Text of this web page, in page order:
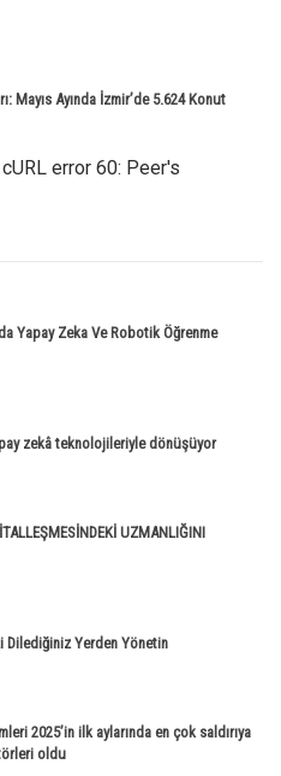
Mayıs Ayında İzmir’de 5.624 Konut
error 60: Peer's
Yapay Zeka Ve Robotik Öğrenme
zekâ teknolojileriyle dönüşüyor
UZMANLIĞINI
Yerden Yönetin
2025’in ilk aylarında en çok saldırıya
oldu